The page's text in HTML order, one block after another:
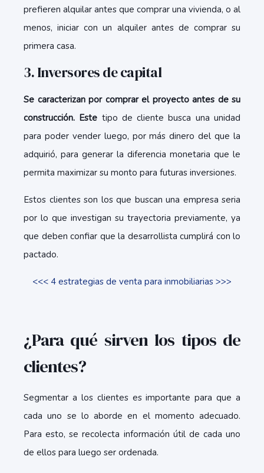
prefieren alquilar antes que comprar una vivienda, o al
menos, iniciar con un alquiler antes de comprar su
primera casa.
3. Inversores de capital
Se caracterizan por comprar el proyecto antes de su
construcción. Este tipo de cliente busca una unidad
para poder vender luego, por más dinero del que la
adquirió, para generar la diferencia monetaria que le
permita maximizar su monto para futuras inversiones.
Estos clientes son los que buscan una empresa seria
por lo que investigan su trayectoria previamente, ya
que deben confiar que la desarrollista cumplirá con lo
pactado.
<<< 4 estrategias de venta para inmobiliarias >>>
¿Para qué sirven los tipos de
clientes?
Segmentar a los clientes es importante para que a
cada uno se lo aborde en el momento adecuado.
Para esto, se recolecta información útil de cada uno
de ellos para luego ser ordenada.